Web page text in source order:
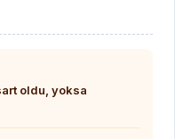
oldu, yoksa